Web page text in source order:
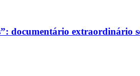
documentário extraordinário